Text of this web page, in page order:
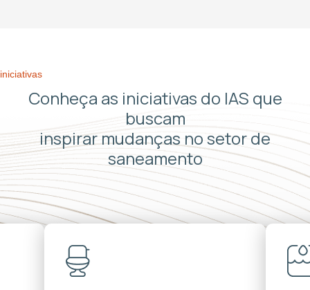
iniciativas
Conheça as iniciativas do IAS que
buscam
inspirar mudanças no setor de
saneamento